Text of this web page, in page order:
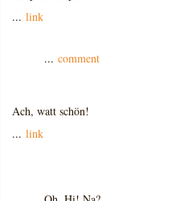
... link
... comment
Ach, watt schön!
... link